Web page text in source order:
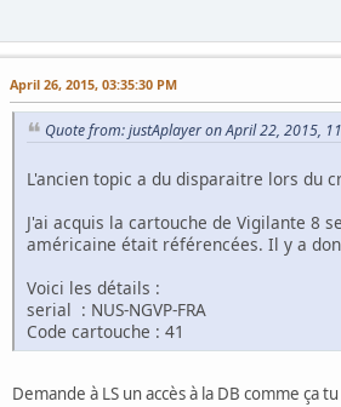
April 26, 2015, 03:35:30 PM
Quote from: justAplayer on April 22, 2015,
L'ancien topic a du disparaitre lors du
J'ai acquis la cartouche de Vigilante 8
américaine était référencées. Il y a
Voici les détails :
serial : NUS-NGVP-FRA
Code cartouche : 41
Demande à LS un accès à la DB comme